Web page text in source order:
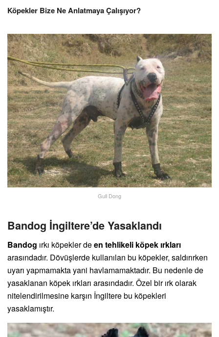
Köpekler Bize Ne Anlatmaya Çalışıyor?
Gull Dong
Bandog İngiltere’de Yasaklandı
Bandog ırkı köpekler deen tehlikeli köpek ırkları
arasındadır. Dövüşlerde kullanılan bu köpekler, saldırırken
uyarı yapmamakta yani havlamamaktadır. Bu nedenle de
yasaklanan köpek ırkları arasındadır. Özel bir ırk olarak
nitelendirilmesine karşın İngiltere bu köpekleri
yasaklamıştır.